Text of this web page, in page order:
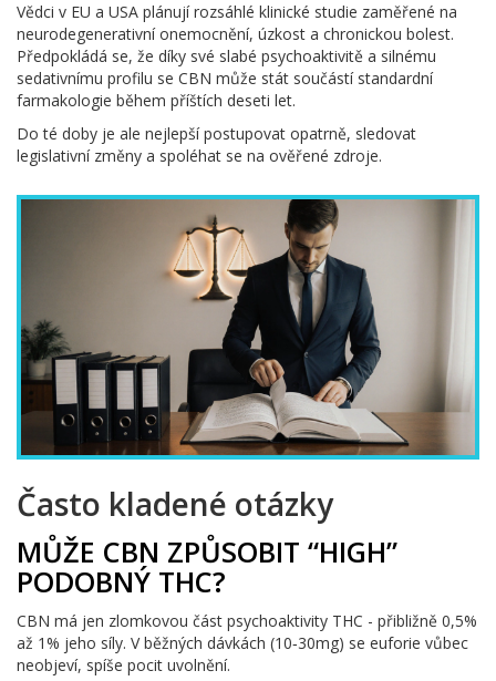
Vědci v EU a USA plánují rozsáhlé klinické studie zaměřené na
neurodegenerativní onemocnění, úzkost a chronickou bolest.
Předpokládá se, že díky své slabé psychoaktivitě a silnému
sedativnímu profilu se CBN může stát součástí standardní
farmakologie během příštích deseti let.
Do té doby je ale nejlepší postupovat opatrně, sledovat
legislativní změny a spoléhat se na ověřené zdroje.
Často kladené otázky
MŮŽE CBN ZPŮSOBIT “HIGH”
PODOBNÝ THC?
CBN má jen zlomkovou část psychoaktivity THC - přibližně 0,5%
až 1% jeho síly. V běžných dávkách (10‑30mg) se euforie vůbec
neobjeví, spíše pocit uvolnění.